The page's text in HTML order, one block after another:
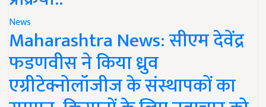
News
Maharashtra News: सीएम देवेंद्र
फडणवीस ने किया ध्रुव
एग्रीटेक्नोलॉजीज के संस्थापकों का